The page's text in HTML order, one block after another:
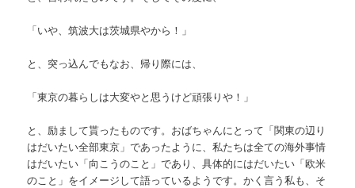
「いや、筑波大は茨城県やから！」
と、突っ込んでもなお、帰り際には、
「東京の暮らしは大変やと思うけど頑張りや！」
と、励まして貰ったものです。おばちゃんにとって「関東の辺り
はだいたい全部東京」であったように、私たちは全ての海外事情
はだいたい「向こうのこと」であり、具体的にはだいたい「欧米
のこと」をイメージして語っているようです。かく言う私も、そ